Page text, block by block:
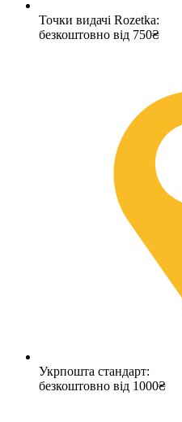
Точки видачі Rozetka:
безкоштовно від 750₴
Укрпошта стандарт:
безкоштовно від 1000₴